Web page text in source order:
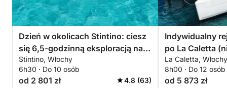
Dzień w okolicach Stintino: ciesz
się 6,5-godzinną eksploracją na
pokładzie 14-metrowej łodzi
motorowej
Stintino, Włochy
6h30 · Do 10 osób
od 2 801 zł 4.8 (63)
Indywidualny
po La Caletta
La Caletta, Włochy
8h00 · Do 12 osób
od 5 873 zł